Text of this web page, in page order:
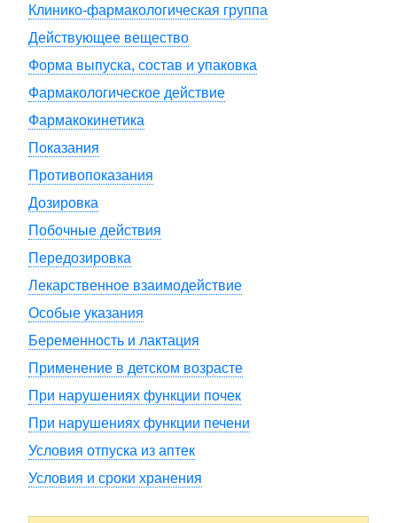
Клинико-фармакологическая группа
Действующее вещество
Форма выпуска, состав и упаковка
Фармакологическое действие
Фармакокинетика
Показания
Противопоказания
Дозировка
Побочные действия
Передозировка
Лекарственное взаимодействие
Особые указания
Беременность и лактация
Применение в детском возрасте
При нарушениях функции почек
При нарушениях функции печени
Условия отпуска из аптек
Условия и сроки хранения